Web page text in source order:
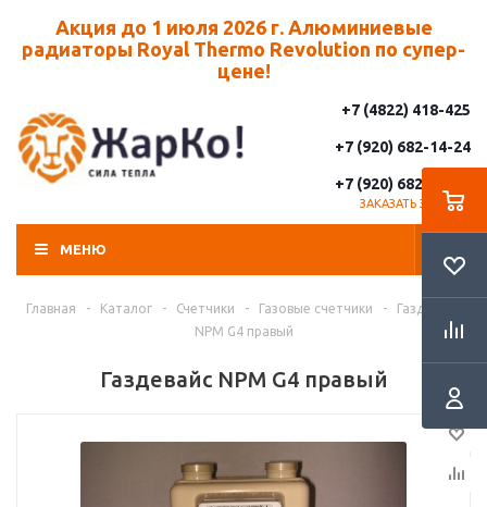
Акция до 1 июля 2026 г. Алюминиевые
радиаторы Royal Thermo Revolution по супер-
цене!
+7 (4822) 418-425
+7 (920) 682-14-24
+7 (920) 682-14-25
ЗАКАЗАТЬ ЗВОНОК
МЕНЮ
Главная - Каталог - Счетчики - Газовые счетчики -
Газдевайс
NPM G4 правый
Газдевайс NPM G4 правый